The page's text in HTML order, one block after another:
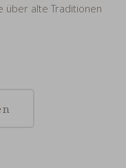
über alte Traditionen